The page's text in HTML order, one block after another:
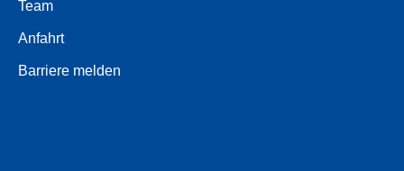
Team
Anfahrt
Barriere melden